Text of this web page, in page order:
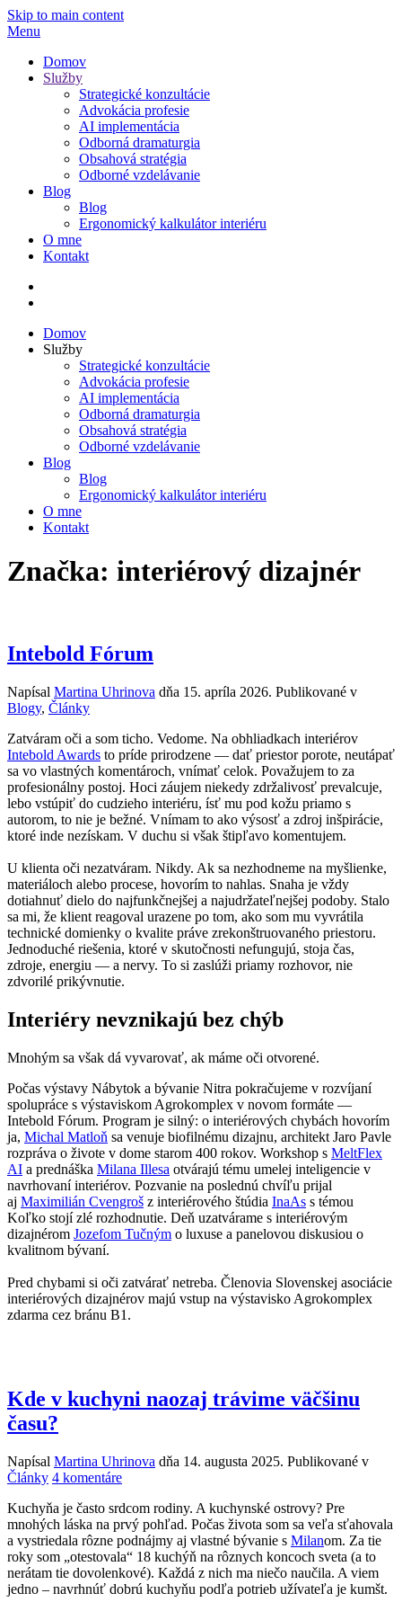
Skip to main content
Menu
Domov
Služby
Strategické konzultácie
Advokácia profesie
AI implementácia
Odborná dramaturgia
Obsahová stratégia
Odborné vzdelávanie
Blog
Blog
Ergonomický kalkulátor interiéru
O mne
Kontakt
Domov
Služby
Strategické konzultácie
Advokácia profesie
AI implementácia
Odborná dramaturgia
Obsahová stratégia
Odborné vzdelávanie
Blog
Blog
Ergonomický kalkulátor interiéru
O mne
Kontakt
Značka: interiérový dizajnér
Intebold Fórum
Napísal Martina Uhrinova dňa 15. apríla 2026. Publikované v
Blogy, Články
Zatváram oči a som ticho. Vedome. Na obhliadkach interiérov
Intebold Awards to príde prirodzene — dať priestor porote, neutápať
sa vo vlastných komentároch, vnímať celok. Považujem to za
profesionálny postoj. Hoci záujem niekedy zdržalivosť prevalcuje,
lebo vstúpiť do cudzieho interiéru, ísť mu pod kožu priamo s
autorom, to nie je bežné. Vnímam to ako výsosť a zdroj inšpirácie,
ktoré inde nezískam. V duchu si však štipľavo komentujem.
U klienta oči nezatváram. Nikdy. Ak sa nezhodneme na myšlienke,
materiáloch alebo procese, hovorím to nahlas. Snaha je vždy
dotiahnuť dielo do najfunkčnejšej a najudržateľnejšej podoby. Stalo
sa mi, že klient reagoval urazene po tom, ako som mu vyvrátila
technické domienky o kvalite práve zrekonštruovaného priestoru.
Jednoduché riešenia, ktoré v skutočnosti nefungujú, stoja čas,
zdroje, energiu — a nervy. To si zaslúži priamy rozhovor, nie
zdvorilé prikývnutie.
Interiéry nevznikajú bez chýb
Mnohým sa však dá vyvarovať, ak máme oči otvorené.
Počas výstavy Nábytok a bývanie Nitra pokračujeme v rozvíjaní
spolupráce s výstaviskom Agrokomplex v novom formáte —
Intebold Fórum. Program je silný: o interiérových chybách hovorím
ja, Michal Matloň sa venuje biofilnému dizajnu, architekt Jaro Pavle
rozpráva o živote v dome starom 400 rokov. Workshop s MeltFlex
AI a prednáška Milana Illesa otvárajú tému umelej inteligencie v
navrhovaní interiérov. Pozvanie na poslednú chvíľu prijal
aj Maximilián Cvengroš z interiérového štúdia InaAs s témou
Koľko stojí zlé rozhodnutie. Deň uzatvárame s interiérovým
dizajnérom Jozefom Tučným o luxuse a panelovou diskusiou o
kvalitnom bývaní.
Pred chybami si oči zatvárať netreba. Členovia Slovenskej asociácie
interiérových dizajnérov majú vstup na výstavisko Agrokomplex
zdarma cez bránu B1.
Kde v kuchyni naozaj trávime väčšinu
času?
Napísal Martina Uhrinova dňa 14. augusta 2025. Publikované v
Články 4 komentárena
v
kuchyni
naozaj
trávime
väčšinu
času?
Kuchyňa je často srdcom rodiny. A kuchynské ostrovy? Pre
mnohých láska na prvý pohľad. Počas života som sa veľa sťahovala
a vystriedala rôzne podnájmy aj vlastné bývanie s Milanom. Za tie
roky som „otestovala“ 18 kuchýň na rôznych koncoch sveta (a to
nerátam tie dovolenkové). Každá z nich ma niečo naučila. A viem
jedno – navrhnúť dobrú kuchyňu podľa potrieb užívateľa je kumšt.